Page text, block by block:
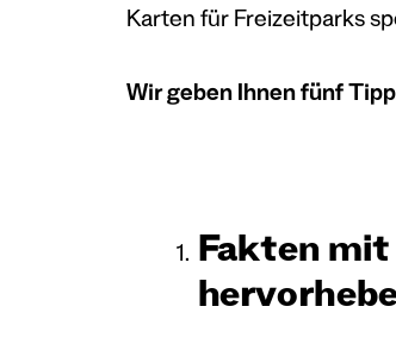
Karten für Freizeitparks
Wir geben Ihnen fünf
Fakten mit